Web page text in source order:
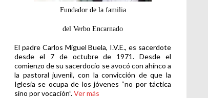
Fundador de la familia
del Verbo Encarnado
El padre Carlos Miguel Buela, I.V.E., es sacerdote
desde el 7 de octubre de 1971. Desde el
comienzo de su sacerdocio se avocó con ahínco a
la pastoral juvenil, con la convicción de que la
Iglesia se ocupa de los jóvenes “no por táctica
sino por vocación”.Ver más